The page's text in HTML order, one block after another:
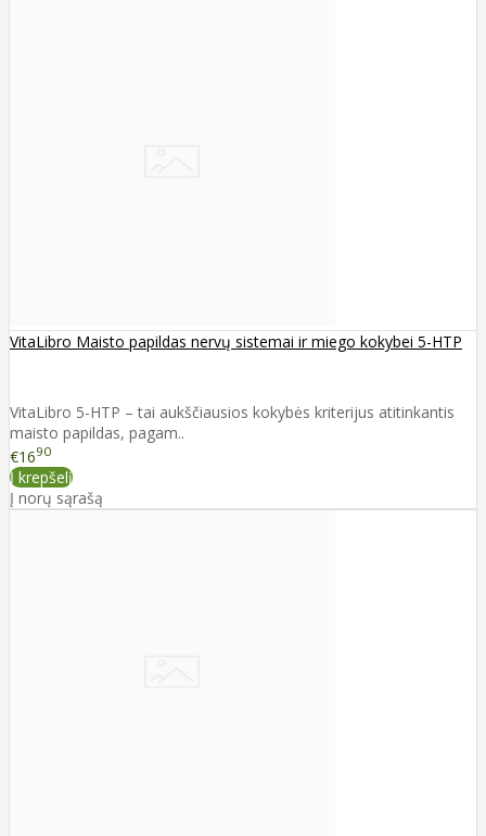
VitaLibro Maisto papildas nervų sistemai ir miego kokybei 5-HTP
VitaLibro 5-HTP – tai aukščiausios kokybės kriterijus atitinkantis
maisto papildas, pagam..
€1690
Į krepšelį
Į norų sąrašą